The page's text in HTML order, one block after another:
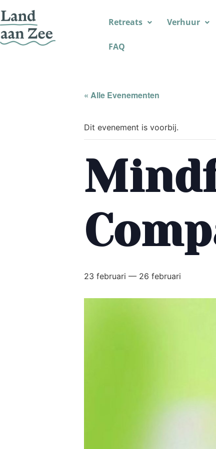
Retreats Verhuur
FAQ
« Alle Evenementen
Dit evenement is voorbij.
23 februari — 26 februari